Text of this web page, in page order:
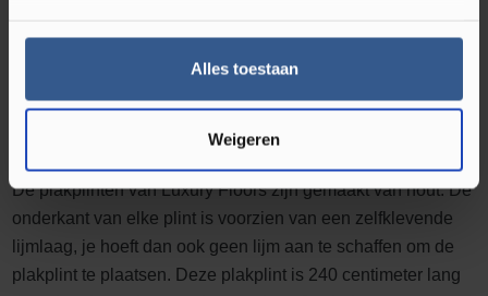
Alles toestaan
Weigeren
bijpassende kleur plakplint op de productpagina van alle
klik PVC en laminaat vloeren. Er zit dus altijd wat tussen dat
bij uw vloer past.
Wat zijn plakplinten?
De plakplinten van Luxury Floors zijn gemaakt van hout. De
onderkant van elke plint is voorzien van een zelfklevende
lijmlaag, je hoeft dan ook geen lijm aan te schaffen om de
plakplint te plaatsen. Deze plakplint is 240 centimeter lang